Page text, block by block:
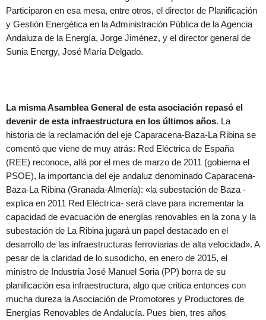
Participaron en esa mesa, entre otros, el director de Planificación
y Gestión Energética en la Administración Pública de la Agencia
Andaluza de la Energía, Jorge Jiménez, y el director general de
Sunia Energy, José María Delgado.
La misma Asamblea General de esta asociación repasó el
devenir de esta infraestructura en los últimos años. La
historia de la reclamación del eje Caparacena-Baza-La Ribina se
comentó que viene de muy atrás: Red Eléctrica de España
(REE) reconoce, allá por el mes de marzo de 2011 (gobierna el
PSOE), la importancia del eje andaluz denominado Caparacena-
Baza-La Ribina (Granada-Almería): «la subestación de Baza -
explica en 2011 Red Eléctrica- será clave para incrementar la
capacidad de evacuación de energías renovables en la zona y la
subestación de La Ribina jugará un papel destacado en el
desarrollo de las infraestructuras ferroviarias de alta velocidad». A
pesar de la claridad de lo susodicho, en enero de 2015, el
ministro de Industria José Manuel Soria (PP) borra de su
planificación esa infraestructura, algo que critica entonces con
mucha dureza la Asociación de Promotores y Productores de
Energías Renovables de Andalucía. Pues bien, tres años